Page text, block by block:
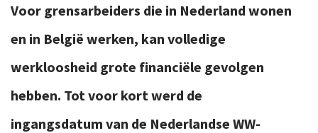
Voor grensarbeiders die in Nederland wonen
en in België werken, kan volledige
werkloosheid grote financiële gevolgen
hebben. Tot voor kort werd de
ingangsdatum van de Nederlandse WW-